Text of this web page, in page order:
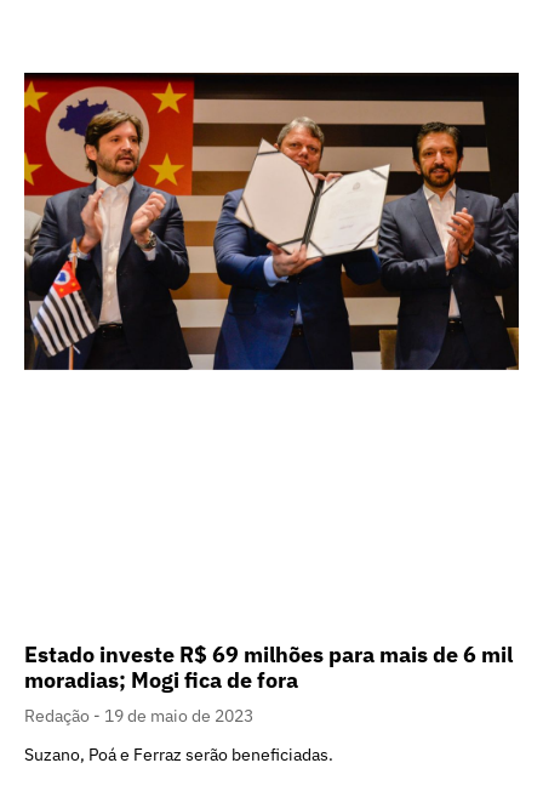
Estado investe R$ 69 milhões para mais de 6 mil
moradias; Mogi fica de fora
Redação
19 de maio de 2023
Suzano, Poá e Ferraz serão beneficiadas.